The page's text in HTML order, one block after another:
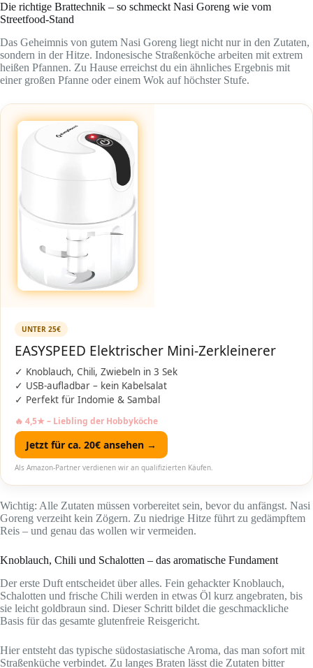
Die richtige Brattechnik – so schmeckt Nasi Goreng wie vom
Streetfood-Stand
Das Geheimnis von gutem Nasi Goreng liegt nicht nur in den Zutaten,
sondern in der Hitze. Indonesische Straßenköche arbeiten mit extrem
heißen Pfannen. Zu Hause erreichst du ein ähnliches Ergebnis mit
einer großen Pfanne oder einem Wok auf höchster Stufe.
UNTER 25€
EASYSPEED Elektrischer Mini-Zerkleinerer
✓ Knoblauch, Chili, Zwiebeln in 3 Sek
✓ USB-aufladbar – kein Kabelsalat
✓ Perfekt für Indomie & Sambal
🔥 4,5★ – Liebling der Hobbyköche
Jetzt für ca. 20€ ansehen →
Als Amazon-Partner verdienen wir an qualifizierten Käufen.
Wichtig: Alle Zutaten müssen vorbereitet sein, bevor du anfängst. Nasi
Goreng verzeiht kein Zögern. Zu niedrige Hitze führt zu gedämpftem
Reis – und genau das wollen wir vermeiden.
Knoblauch, Chili und Schalotten – das aromatische Fundament
Der erste Duft entscheidet über alles. Fein gehackter Knoblauch,
Schalotten und frische Chili werden in etwas Öl kurz angebraten, bis
sie leicht goldbraun sind. Dieser Schritt bildet die geschmackliche
Basis für das gesamte glutenfreie Reisgericht.
Hier entsteht das typische südostasiatische Aroma, das man sofort mit
Straßenküche verbindet. Zu langes Braten lässt die Zutaten bitter